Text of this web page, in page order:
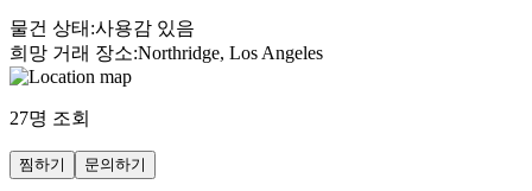
물건 상태 :사용감 있음
희망 거래 장소:Northridge, Los Angeles
27명 조회
찜하기 문의하기